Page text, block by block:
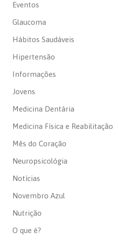
Eventos
Glaucoma
Hábitos Saudáveis
Hipertensão
Informações
Jovens
Medicina Dentária
Medicina Física e Reabilitação
Mês do Coração
Neuropsicológia
Notícias
Novembro Azul
Nutrição
O que é?